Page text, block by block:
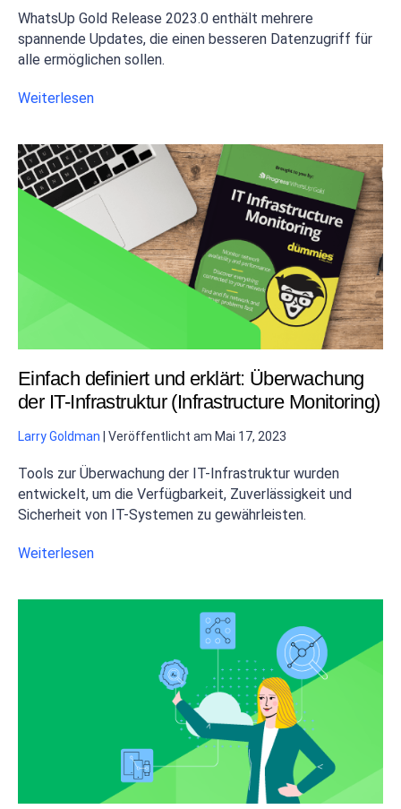
WhatsUp Gold Release 2023.0 enthält mehrere
spannende Updates, die einen besseren Datenzugriff für
alle ermöglichen sollen.
Weiterlesen
Einfach definiert und erklärt: Überwachung
der IT-Infrastruktur (Infrastructure Monitoring)
Larry Goldman Veröffentlicht am Mai 17, 2023
Tools zur Überwachung der IT-Infrastruktur wurden
entwickelt, um die Verfügbarkeit, Zuverlässigkeit und
Sicherheit von IT-Systemen zu gewährleisten.
Weiterlesen